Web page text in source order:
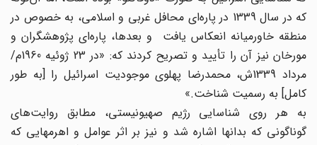
که در سال 1339 در پاره‌ای محافل غربی و اسلامی، به خصوص در
منطقه خاورمیانه انعکاس یافت و بعدها، پاره‌ای پژوهشگران و
مورخان نیز آن را تأیید و تصریح کردند که: «در 23 ژوئیه 1960م/
مرداد 1339ش، محمدرضا پهلوی موجودیت اسرائیل را [به طور
کامل] به رسمیت شناخت.»
به هر روی شناسایی رژیم صهیونیستی، مطابق روایت‌های
گوناگونی که بدانها اشاره شد و نیز بر اثر عوامل و اهرمهایی که